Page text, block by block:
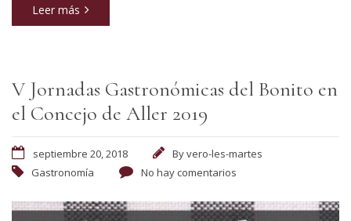
Leer más
V Jornadas Gastronómicas del Bonito en
el Concejo de Aller 2019
septiembre 20, 2018 Byvero-les-martes
Gastronomía
No hay comentarios